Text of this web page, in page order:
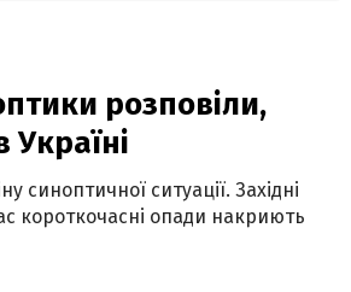
розповіли,
Україні
ситуації. Західні
короткочасні опади накриють